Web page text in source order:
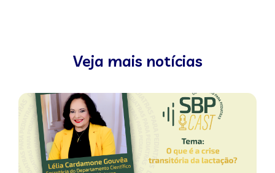
Veja mais notícias